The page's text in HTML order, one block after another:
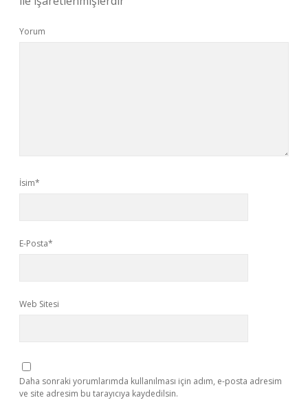
Yorum
İsim*
E-Posta*
Web Sitesi
Daha sonraki yorumlarımda kullanılması için adım, e-posta adresim
ve site adresim bu tarayıcıya kaydedilsin.